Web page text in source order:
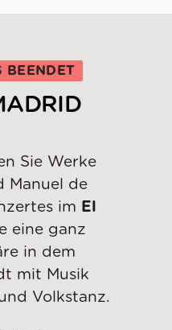
BEENDET
Sie Werke
Manuel de
im El
eine ganz
in dem
mit Musik
Volkstanz.